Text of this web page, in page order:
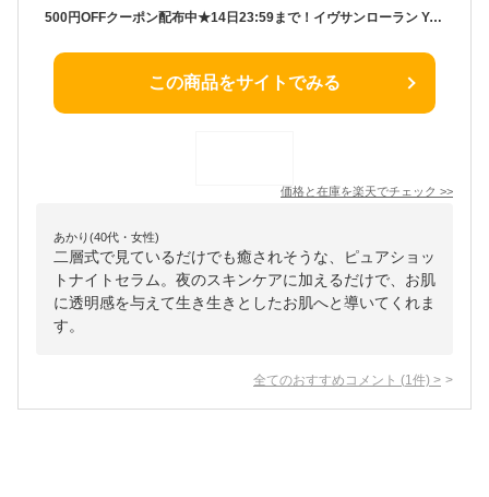
500円OFFクーポン配布中★14日23:59まで！イヴサンローラン Yves Saint Laurent ピュアショット ナイトセラム 30mL 美容液
この商品をサイトでみる
価格と在庫を楽天でチェック >>
あかり(40代・女性)
二層式で見ているだけでも癒されそうな、ピュアショッ
トナイトセラム。夜のスキンケアに加えるだけで、お肌
に透明感を与えて生き生きとしたお肌へと導いてくれま
す。
全てのおすすめコメント (1 件) >